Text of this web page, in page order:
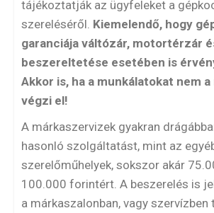
tájékoztatják az ügyfeleket a
szereléséről. Kiemelendő, hogy
garanciája váltózár, motortérzár
beszereltetése esetében is
Akkor is, ha a munkálatokat nem
végzi el!
A márkaszervizek gyakran
hasonló szolgáltatást, mint az
szerelőműhelyek, sokszor akár
100.000 forintért. A beszerelés is
a márkaszalonban, vagy szervízben